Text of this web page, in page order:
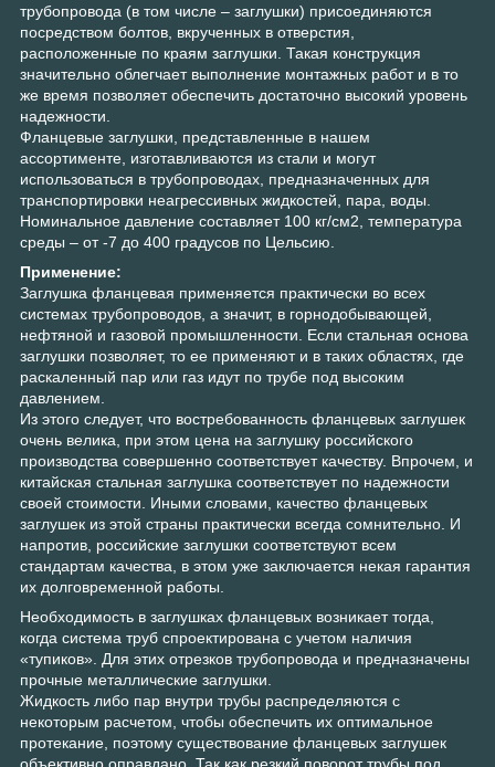
трубопровода (в том числе – заглушки) присоединяются
посредством болтов, вкрученных в отверстия,
расположенные по краям заглушки. Такая конструкция
значительно облегчает выполнение монтажных работ и в то
же время позволяет обеспечить достаточно высокий уровень
надежности.
Фланцевые заглушки, представленные в нашем
ассортименте, изготавливаются из стали и могут
использоваться в трубопроводах, предназначенных для
транспортировки неагрессивных жидкостей, пара, воды.
Номинальное давление составляет 100 кг/см2, температура
среды – от -7 до 400 градусов по Цельсию.
Применение:
Заглушка фланцевая применяется практически во всех
системах трубопроводов, а значит, в горнодобывающей,
нефтяной и газовой промышленности. Если стальная основа
заглушки позволяет, то ее применяют и в таких областях, где
раскаленный пар или газ идут по трубе под высоким
давлением.
Из этого следует, что востребованность фланцевых заглушек
очень велика, при этом цена на заглушку российского
производства совершенно соответствует качеству. Впрочем, и
китайская стальная заглушка соответствует по надежности
своей стоимости. Иными словами, качество фланцевых
заглушек из этой страны практически всегда сомнительно. И
напротив, российские заглушки соответствуют всем
стандартам качества, в этом уже заключается некая гарантия
их долговременной работы.
Необходимость в заглушках фланцевых возникает тогда,
когда система труб спроектирована с учетом наличия
«тупиков». Для этих отрезков трубопровода и предназначены
прочные металлические заглушки.
Жидкость либо пар внутри трубы распределяются с
некоторым расчетом, чтобы обеспечить их оптимальное
протекание, поэтому существование фланцевых заглушек
объективно оправдано. Так как резкий поворот трубы под